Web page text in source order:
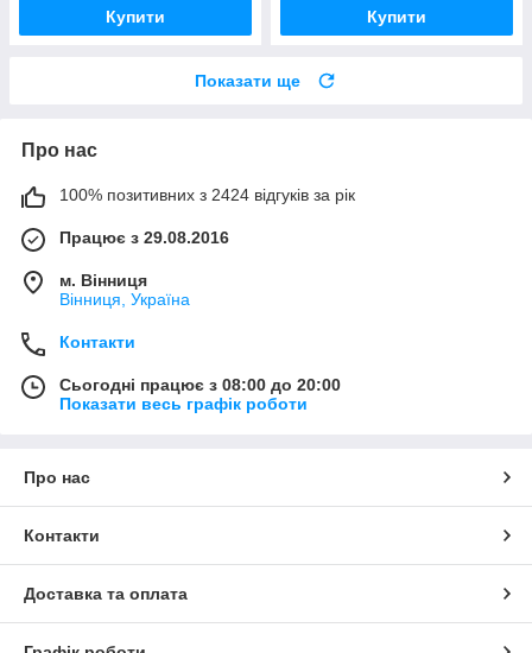
Купити Купити
Показати ще
Про нас
100% позитивних з 2424 відгуків за рік
Працює з 29.08.2016
м. Вінниця
Вінниця, Україна
Контакти
Сьогодні працює з 08:00 до 20:00
Показати весь графік роботи
Про нас
Контакти
Доставка та оплата